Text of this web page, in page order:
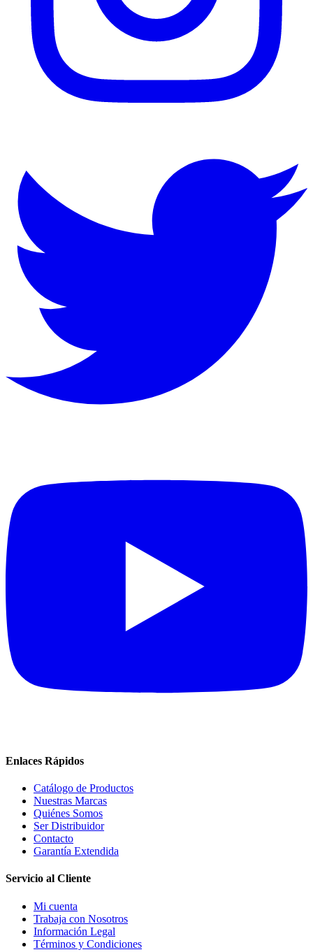
Enlaces Rápidos
Catálogo de Productos
Nuestras Marcas
Quiénes Somos
Ser Distribuidor
Contacto
Garantía Extendida
Servicio al Cliente
Mi cuenta
Trabaja con Nosotros
Información Legal
Términos y Condiciones